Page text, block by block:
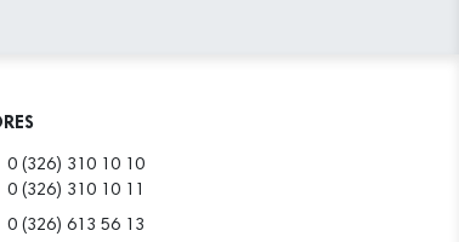
0 (326) 310 10 10
0 (326) 310 10 11
0 (326) 613 56 13